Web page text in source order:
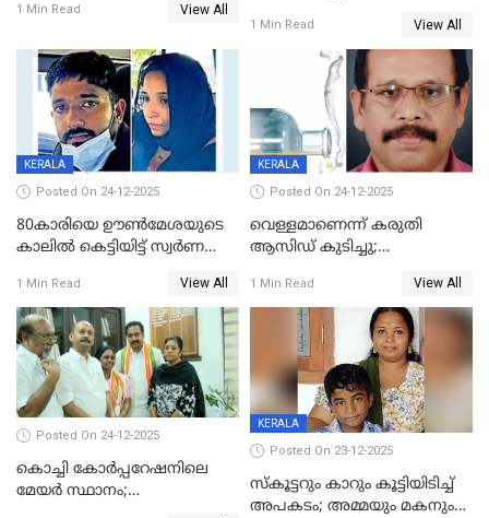
1 Min Read View All
ഗർഭിണിയായ യുവതിക്ക് ക്രൂര
1 Min Read View All
KERALA
Posted On 24-12-2025
80കാരിയെ ഊൺമേശയുടെ
കാലിൽ കെട്ടിയിട്ട് സ്വർണവും
കൊച്ചുമകനും സുഹൃത്തും
അറസ്റ്റിൽ
1 Min Read View All
KERALA
Posted On 24-12-2025
വെള്ളമാണെന്ന് കരുതി
ആസിഡ് കുടിച്ചു;
മരിച്ചു
1 Min Read View All
Posted On 24-12-2025
കൊച്ചി കോര്‍പ്പറേഷനിലെ
മേയര്‍ സ്ഥാനം;
KERALA
Posted On 23-12-2025
സ്കൂട്ടറും കാറും കൂട്ടിയിടിച്ച്
അപകടം; അമ്മയും മകനും